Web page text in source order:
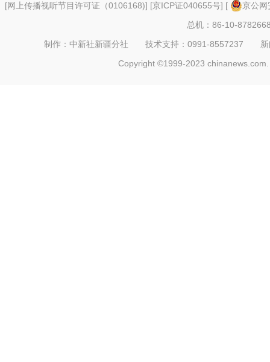
[网上传播视听节目许可证（0106168)] [京ICP证040655号] [
京公
总机：86-10-
制作：中新社新疆分社 技术支持：0991-8557237
Copyright ©1999-2023